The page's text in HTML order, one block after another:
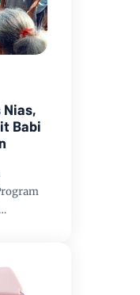
Nias,
Babi